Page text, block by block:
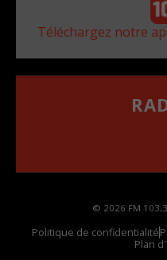
Téléchargez notre
© 2026 FM
Politique de confidentialité
Plan